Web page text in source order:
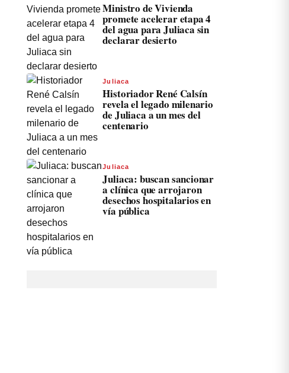
Ministro de Vivienda
promete acelerar etapa 4
del agua para Juliaca sin
declarar desierto
Juliaca
Historiador René Calsín
revela el legado milenario
de Juliaca a un mes del
centenario
Juliaca
Juliaca: buscan sancionar
a clínica que arrojaron
desechos hospitalarios en
vía pública